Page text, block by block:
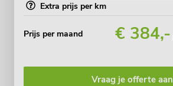
Extra prijs per km
Prijs per maand € 384,-
Vraag je offerte aan